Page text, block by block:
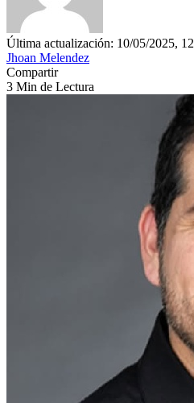
Última actualización: 10/05/2025, 12
Jhoan Melendez
Compartir
3 Min de Lectura